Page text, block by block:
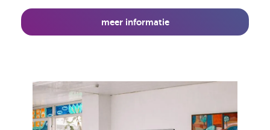
meer informatie